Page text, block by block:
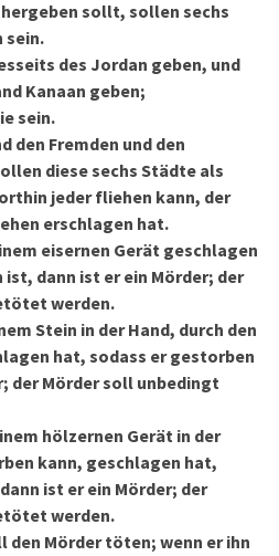
sollt, sollen sechs
sein.
des Jordan geben, und
Kanaan geben;
sein.
den Fremden und den
diese sechs Städte als
jeder fliehen kann, der
erschlagen hat.
eisernen Gerät geschlagen
dann ist er ein Mörder; der
werden.
Stein in der Hand, durch den
hat, sodass er gestorben
der Mörder soll unbedingt
hölzernen Gerät in der
kann, geschlagen hat,
ist er ein Mörder; der
werden.
den Mörder töten; wenn er ihn